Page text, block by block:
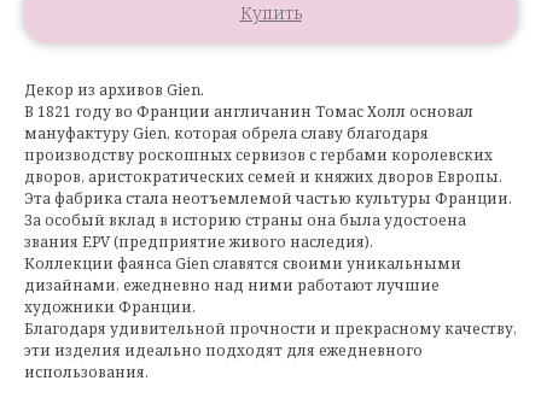
Купить
Декор из архивов Gien.
В 1821 году во Франции англичанин Томас Холл основал
мануфактуру Gien, которая обрела славу благодаря
производству роскошных сервизов с гербами королевских
дворов, аристократических семей и княжих дворов Европы.
Эта фабрика стала неотъемлемой частью культуры Франции.
За особый вклад в историю страны она была удостоена
звания EPV (предприятие живого наследия).
Коллекции фаянса Gien славятся своими уникальными
дизайнами, ежедневно над ними работают лучшие
художники Франции.
Благодаря удивительной прочности и прекрасному качеству,
эти изделия идеально подходят для ежедневного
использования.